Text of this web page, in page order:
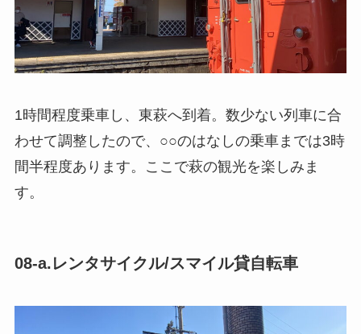
1時間程度乗車し、東萩へ到着。数少ない列車に合
わせて調整したので、○○のはなしの乗車までは3時
間半程度あります。ここで萩の観光を楽しみま
す。
08-a.レンタサイクル/スマイル貸自転車